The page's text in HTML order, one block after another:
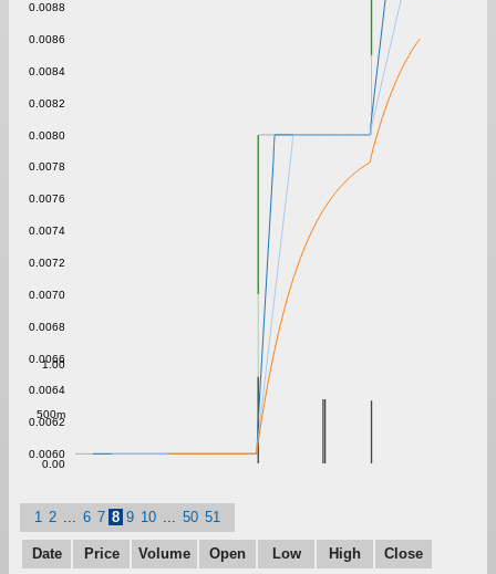
0.0060
0.0062
0.0064
0.0066
0.0068
0.0070
0.0072
0.0074
0.0076
0.0078
0.0080
0.0082
0.0084
0.0086
0.0088
0.00
500m
1.00
1 2 6 7 8 9 10 50 51
Date Price Volume Open Low High
Close